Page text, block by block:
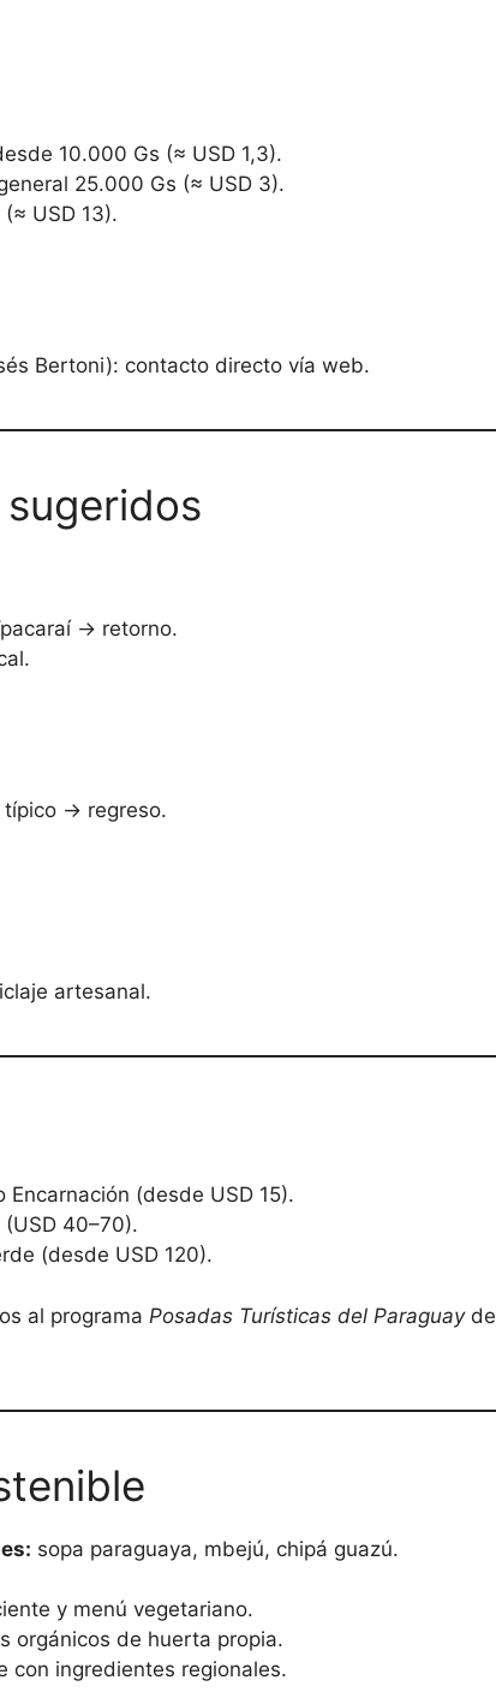
10.000 Gs (≈ USD 1,3).
25.000 Gs (≈ USD 3).
USD 13).
Bertoni): contacto directo vía web.
→ retorno.
típico → regreso.
artesanal.
(desde USD 15).
40–70).
(desde USD 120).
al programa Posadas Turísticas del Paraguayde
sopa paraguaya, mbejú, chipá guazú.
y menú vegetariano.
orgánicos de huerta propia.
con ingredientes regionales.